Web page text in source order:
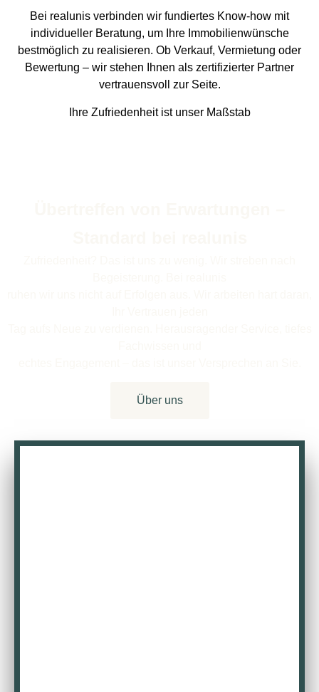
Bei realunis verbinden wir fundiertes Know-how mit
individueller Beratung, um Ihre Immobilienwünsche
bestmöglich zu realisieren. Ob Verkauf, Vermietung oder
Bewertung – wir stehen Ihnen als zertifizierter Partner
vertrauensvoll zur Seite.
Ihre Zufriedenheit ist unser Maßstab
Über uns